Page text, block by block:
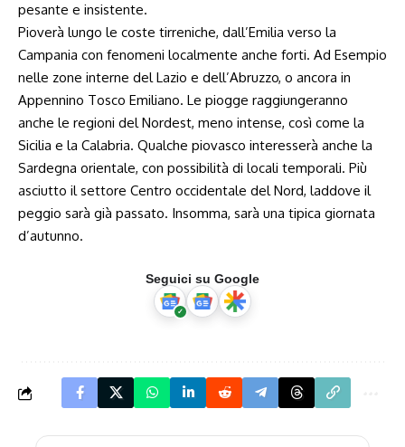
pesante e insistente.
Pioverà lungo le coste tirreniche, dall’Emilia verso la
Campania con fenomeni localmente anche forti. Ad Esempio
nelle zone interne del Lazio e dell’Abruzzo, o ancora in
Appennino Tosco Emiliano. Le piogge raggiungeranno
anche le regioni del Nordest, meno intense, così come la
Sicilia e la Calabria. Qualche piovasco interesserà anche la
Sardegna orientale, con possibilità di locali temporali. Più
asciutto il settore Centro occidentale del Nord, laddove il
peggio sarà già passato. Insomma, sarà una tipica giornata
d’autunno.
Seguici su Google